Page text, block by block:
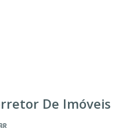
De Imóveis